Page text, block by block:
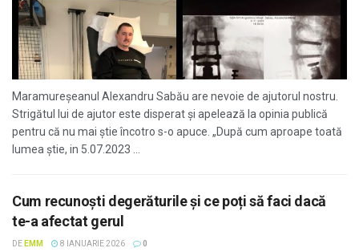
Maramureșeanul Alexandru Sabău are nevoie de ajutorul nostru.
Strigătul lui de ajutor este disperat și apelează la opinia publică
pentru că nu mai știe încotro s-o apuce. „După cum aproape toată
lumea știe, in 5.07.2023 ...
Cum recunoști degerăturile și ce poți să faci dacă
te-a afectat gerul
DE EMM 8 IANUARIE 2026 0